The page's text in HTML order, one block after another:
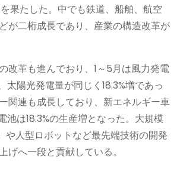
果たした。中でも鉄道、船舶、航空
が二桁成長であり、産業の構造改革が
改革も進んでおり、1～5月は風力発電
太陽光発電量が同じく18.3%増であっ
関連も成長しており、新エネルギー車
池は18.3%の生産増となった。大規模
や人型ロボットなど最先端技術の開発
げへ一段と貢献している。